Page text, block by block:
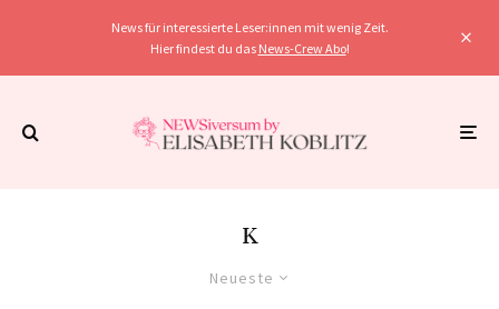
News für interessierte Leser:innen mit wenig Zeit.
Hier findest du das News-Crew Abo!
K
Neueste